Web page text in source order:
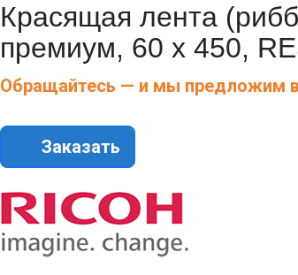
Красящая лента
премиум, 60 х 450,
Обращайтесь — и мы предложим
Заказать